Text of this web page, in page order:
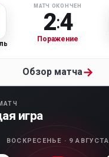
МАТЧ ОКОНЧЕН
2:4
Поражение
Обзор матча→
игра
ВОСКРЕСЕНЬЕ · 9 АВГУСТА